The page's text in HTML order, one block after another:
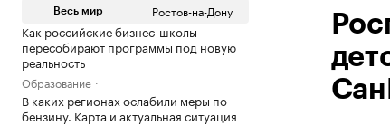
Весь мир Ростов-на-Дону
Как российские бизнес-школы
пересобирают программы под новую
реальность
Образование
В каких регионах ослабили меры по
бензину. Карта и актуальная ситуация